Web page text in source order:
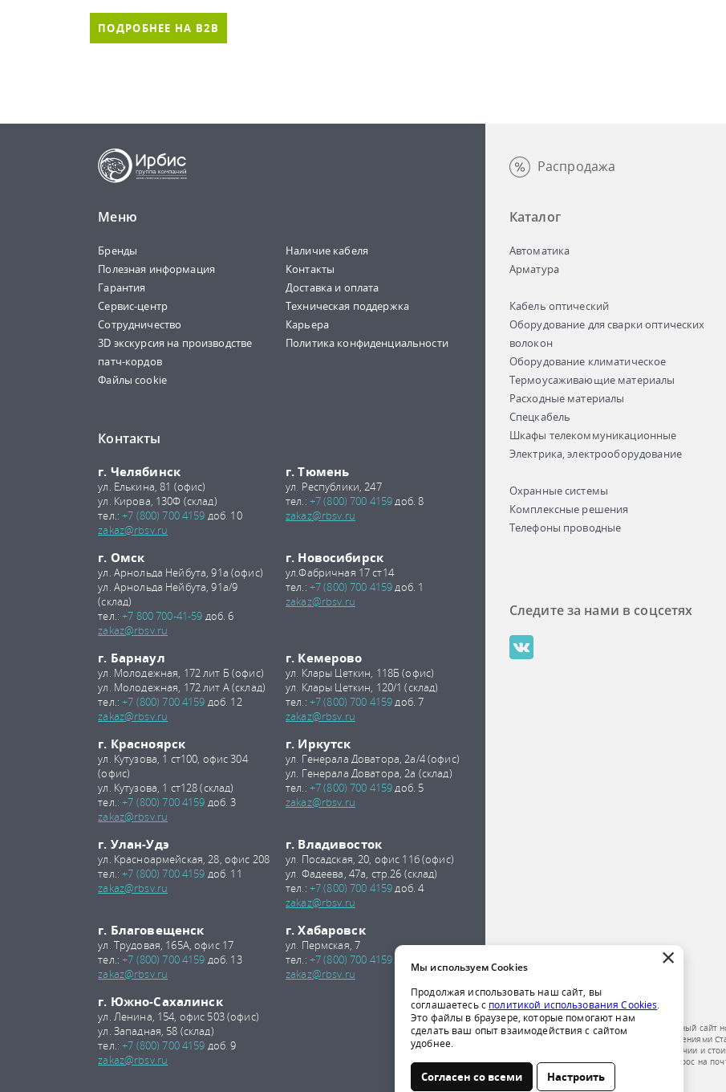
ПОДРОБНЕЕ НА B2B
Меню
Бренды
Наличие кабеля
Полезная информация
Контакты
Гарантия
Доставка и оплата
Сервис-центр
Техническая поддержка
Сотрудничество
Карьера
3D экскурсия на производстве
патч-кордов
Политика конфиденциальности
Файлы cookie
Контакты
г. Челябинск
ул. Елькина, 81 (офис)
ул. Кирова, 130Ф (склад)
тел.:+7 (800) 700 4159 доб. 10
zakaz@rbsv.ru
г. Тюмень
ул. Республики, 247
тел.: +7 (800) 700 4159доб. 8
zakaz@rbsv.ru
г. Омск
ул. Арнольда Нейбута, 91а (офис)
ул. Арнольда Нейбута, 91а/9
(склад)
тел.:+7 800 700-41-59 доб. 6
zakaz@rbsv.ru
г. Новосибирск
ул.Фабричная 17 ст14
тел.: +7 (800) 700 4159доб. 1
zakaz@rbsv.ru
г. Барнаул
ул. Молодежная, 172 лит Б (офис)
ул. Молодежная, 172 лит А (склад)
тел.:+7 (800) 700 4159 доб. 12
zakaz@rbsv.ru
г. Кемерово
ул. Клары Цеткин, 118Б (офис)
ул. Клары Цеткин, 120/1 (склад)
тел.: +7 (800) 700 4159доб. 7
zakaz@rbsv.ru
г. Красноярск
ул. Кутузова, 1 ст100, офис 304
(офис)
ул. Кутузова, 1 ст128 (склад)
тел.:+7 (800) 700 4159 доб. 3
zakaz@rbsv.ru
г. Иркутск
ул. Генерала Доватора, 2а/4 (офис)
ул. Генерала Доватора, 2а (склад)
тел.: +7 (800) 700 4159доб. 5
zakaz@rbsv.ru
г. Улан-Удэ
ул. Красноармейская, 28, офис 208
тел.:+7 (800) 700 4159 доб. 11
zakaz@rbsv.ru
г. Владивосток
ул. Посадская, 20, офис 11б (офис)
ул. Фадеева, 47а, стр.26 (склад)
тел.: +7 (800) 700 4159доб. 4
zakaz@rbsv.ru
г. Благовещенск
ул. Трудовая, 165А, офис 17
тел.:+7 (800) 700 4159 доб. 13
zakaz@rbsv.ru
г. Хабаровск
ул. Пермская, 7
тел.: +7 (800) 700 4159
zakaz@rbsv.ru
г. Южно-Сахалинск
ул. Ленина, 154, офис 503 (офис)
ул. Западная, 58 (склад)
тел.:+7 (800) 700 4159 доб. 9
zakaz@rbsv.ru
Распродажа
Каталог
Автоматика
Арматура
Кабель оптический
Оборудование для сварки оптических
волокон
Оборудование климатическое
Термоусаживающие материалы
Расходные материалы
Спецкабель
Шкафы телекоммуникационные
Электрика, электрооборудование
Охранные системы
Комплексные решения
Телефоны проводные
Следите за нами в соцсетях
Обращаем ваше внимание на то, что данный сайт
публичной офертой, определяемой положениями
получения подробной информации о наличии и
компании по телефону или отправить запрос на
×
Мы используем Cookies
Продолжая использовать наш сайт, вы
соглашаетесь с политикой использования Cookies.
Это файлы в браузере, которые помогают нам
сделать ваш опыт взаимодействия с сайтом
удобнее.
Согласен со всеми Настроить